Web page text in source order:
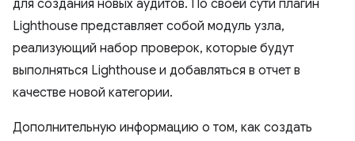
для создания новых аудитов. По своей сути плагин
Lighthouse представляет собой модуль узла,
реализующий набор проверок, которые будут
выполняться Lighthouse и добавляться в отчет в
качестве новой категории.
Дополнительную информацию о том, как создать